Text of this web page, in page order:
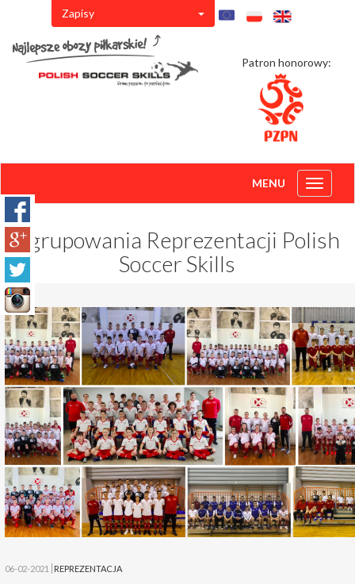
Zapisy
Patron honorowy:
Toggle
MENU
Zgrupowania Reprezentacji Polish
Soccer Skills
06-02-2021 REPREZENTACJA